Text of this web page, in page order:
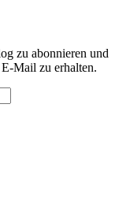
zu abonnieren und
Mail zu erhalten.